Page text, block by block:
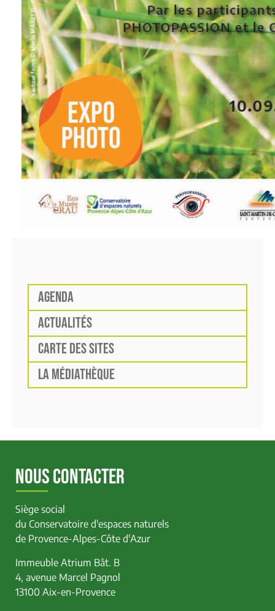
AGENDA
ACTUALITÉS
CARTE DES SITES
LA MÉDIATHÈQUE
NOUS CONTACTER
Siège social
du Conservatoire d'espaces naturels
de Provence-Alpes-Côte d'Azur
Immeuble Atrium Bât. B
4, avenue Marcel Pagnol
13100 Aix-en-Provence